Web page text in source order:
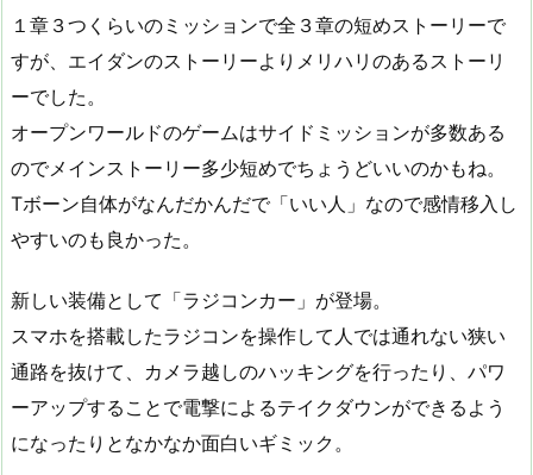
１章３つくらいのミッションで全３章の短めストーリーで
すが、エイダンのストーリーよりメリハリのあるストーリ
ーでした。
オープンワールドのゲームはサイドミッションが多数ある
のでメインストーリー多少短めでちょうどいいのかもね。
Tボーン自体がなんだかんだで「いい人」なので感情移入し
やすいのも良かった。
新しい装備として「ラジコンカー」が登場。
スマホを搭載したラジコンを操作して人では通れない狭い
通路を抜けて、カメラ越しのハッキングを行ったり、パワ
ーアップすることで電撃によるテイクダウンができるよう
になったりとなかなか面白いギミック。